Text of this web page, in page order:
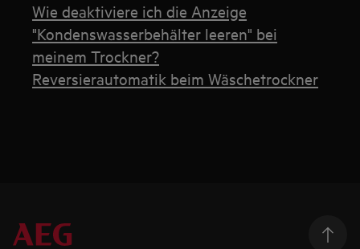
Wie deaktiviere ich die Anzeige
"Kondenswasserbehälter leeren" bei
meinem Trockner?
Reversierautomatik beim Wäschetrockner